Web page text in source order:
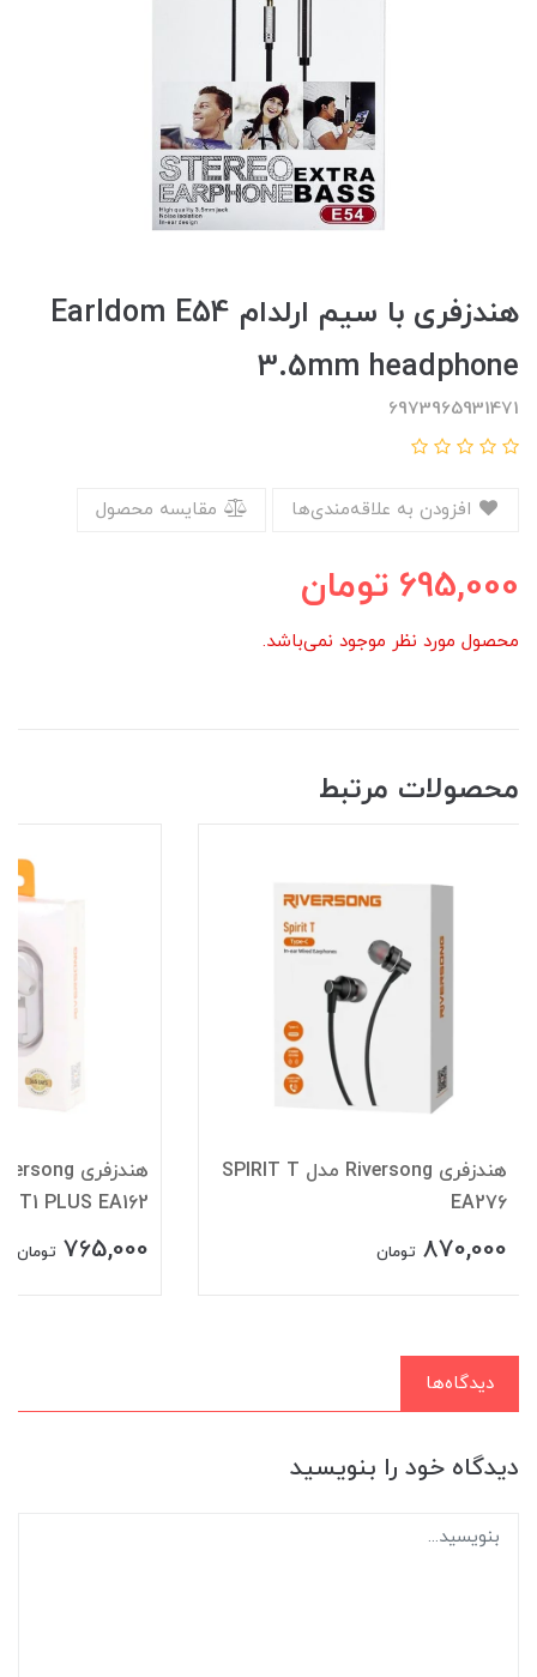
هندزفری با سیم ارلدام Earldom E54
3.5mm headphone
6973965931471
مقایسه محصول
695,000 تومان
محصول مورد نظر موجود نمی‌باشد.
محصولات مرتبط
هندزفری Riversong مدل SPIRIT T
EA276
870,000 تومان
T1 PLUS EA162
765,000 تومان
دیدگاه‌ها
دیدگاه خود را بنویسید